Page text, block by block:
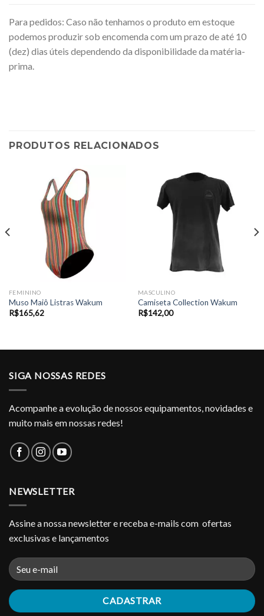
Para pedidos: Caso não tenhamos o produto em estoque
podemos produzir sob encomenda com um prazo de até 10
(dez) dias úteis dependendo da disponibilidade da matéria-
prima.
PRODUTOS RELACIONADOS
FEMININO
Muso Maiô Listras Wakum
R$165,62
MASCULINO
Camiseta Collection Wakum
R$142,00
SIGA NOSSAS REDES
Acompanhe a evolução de nossos equipamentos, novidades e
muito mais em nossas redes!
NEWSLETTER
Assine a nossa newsletter e receba e-mails com ofertas
exclusivas e lançamentos